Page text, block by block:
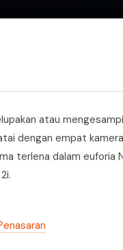
atau
dengan empat
terlena dalam euforia